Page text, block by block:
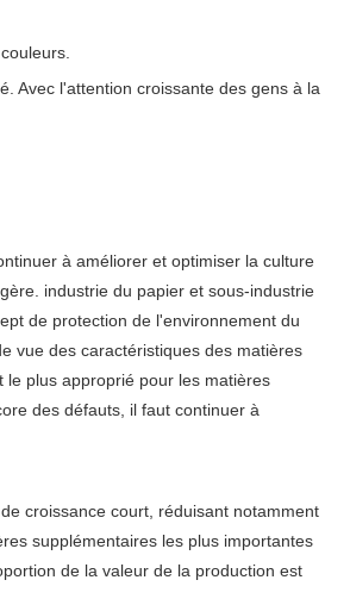
Avec l'attention croissante des gens à la
à améliorer et optimiser la culture
industrie du papier et sous-industrie
de protection de l'environnement du
vue des caractéristiques des matières
plus approprié pour les matières
des défauts, il faut continuer à
croissance court, réduisant notamment
supplémentaires les plus importantes
de la valeur de la production est